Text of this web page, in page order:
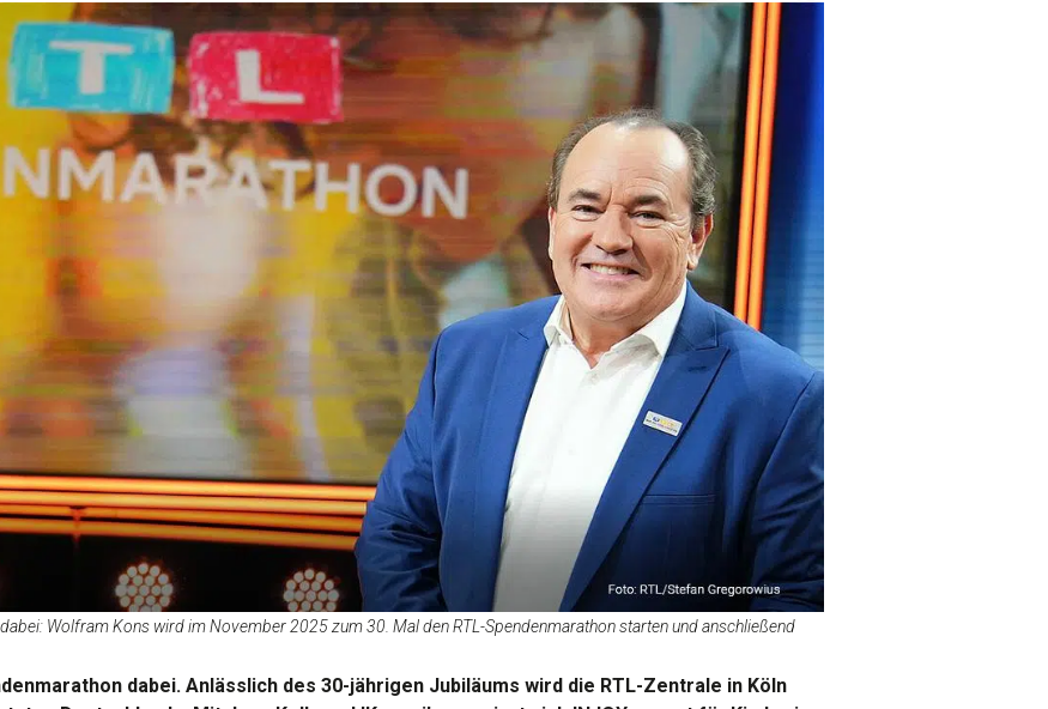
Wolfram Kons wird im November 2025 zum 30. Mal den RTL-Spendenmarathon starten und anschließend
dabei. Anlässlich des 30-jährigen Jubiläums wird die RTL-Zentrale in Köln